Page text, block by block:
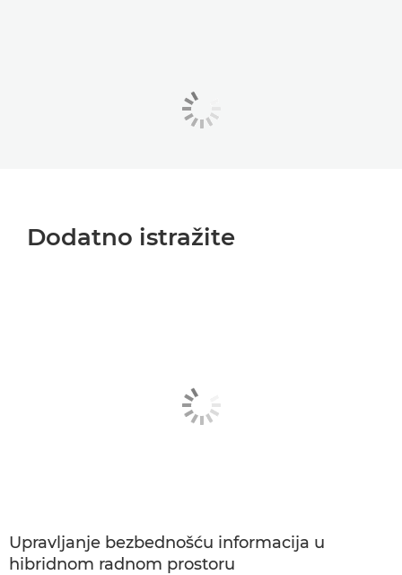
Dodatno istražite
Upravljanje bezbednošću informacija u
hibridnom radnom prostoru